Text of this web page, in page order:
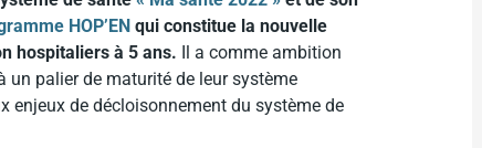
HOP’EN qui constitue la nouvelle
hospitaliers à 5 ans. Il a comme ambition
un palier de maturité de leur système
enjeux de décloisonnement du système de